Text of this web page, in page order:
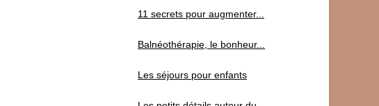
11 secrets pour augmenter...
Balnéothérapie, le bonheur...
Les séjours pour enfants